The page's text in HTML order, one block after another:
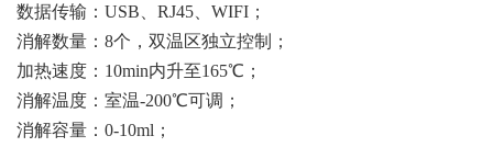
数据传输：USB、RJ45、WIFI；
消解数量：8个，双温区独立控制；
加热速度：10min内升至165℃；
消解温度：室温-200℃可调；
消解容量：0-10ml；